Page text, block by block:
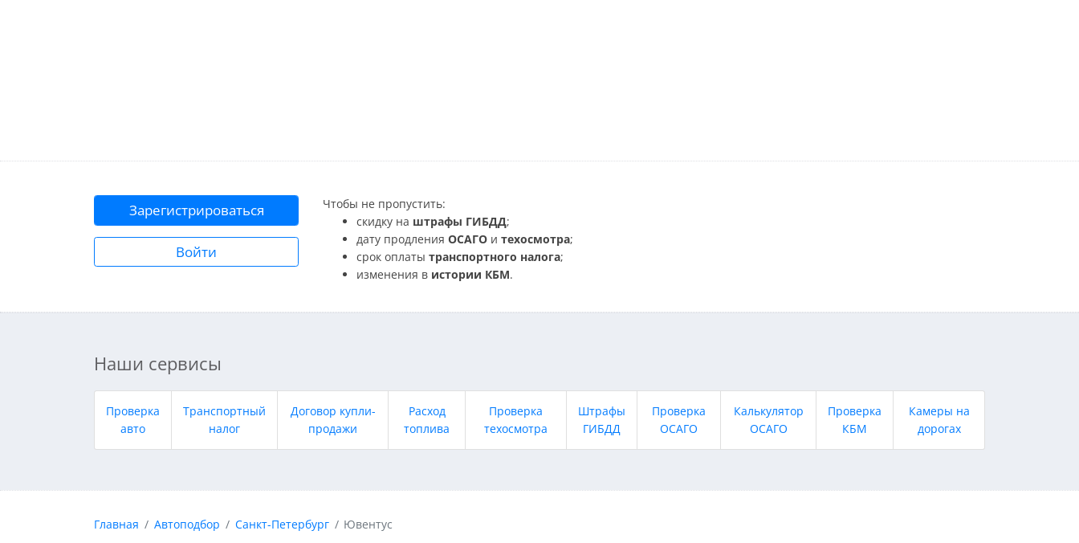
Зарегистрироваться
Войти
Чтобы не пропустить:
скидку на штрафы ГИБДД;
дату продления ОСАГО и техосмотра;
срок оплаты транспортного налога;
изменения в истории КБМ.
Наши сервисы
Проверка
авто
Транспортный
налог
Договор купли-
продажи
Расход
топлива
Проверка
техосмотра
Штрафы
ГИБДД
Проверка
ОСАГО
Калькулятор
ОСАГО
Проверка
КБМ
Камеры на
дорогах
Главная Автоподбор Санкт-Петербург Ювентус